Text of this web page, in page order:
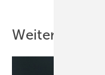
Weitere Inhalte